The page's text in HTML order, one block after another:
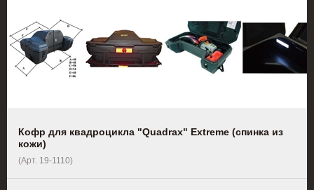
Кофр для квадроцикла "Quadrax" Extreme (спинка из
кожи)
(Арт. 19-1110)